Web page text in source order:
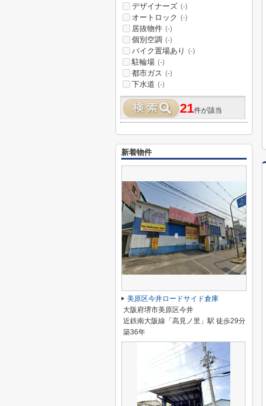
デザイナーズ (-)
オートロック (-)
居抜物件 (-)
個別空調 (-)
バイク置場あり (-)
駐輪場 (-)
都市ガス (-)
下水道 (-)
21件が該当
新着物件
美原区今井ロードサイド倉庫
大阪府堺市美原区今井
近鉄南大阪線「高見ノ里」駅 徒歩29分
築36年